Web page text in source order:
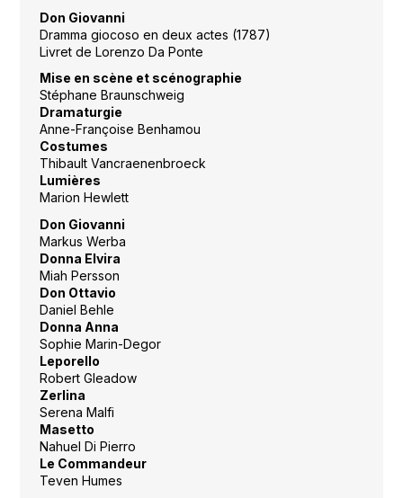
Don Giovanni
Dramma giocoso en deux actes (1787)
Livret de Lorenzo Da Ponte
Mise en scène et scénographie
Stéphane Braunschweig
Dramaturgie
Anne-Françoise Benhamou
Costumes
Thibault Vancraenenbroeck
Lumières
Marion Hewlett
Don Giovanni
Markus Werba
Donna Elvira
Miah Persson
Don Ottavio
Daniel Behle
Donna Anna
Sophie Marin-Degor
Leporello
Robert Gleadow
Zerlina
Serena Malfi
Masetto
Nahuel Di Pierro
Le Commandeur
Teven Humes